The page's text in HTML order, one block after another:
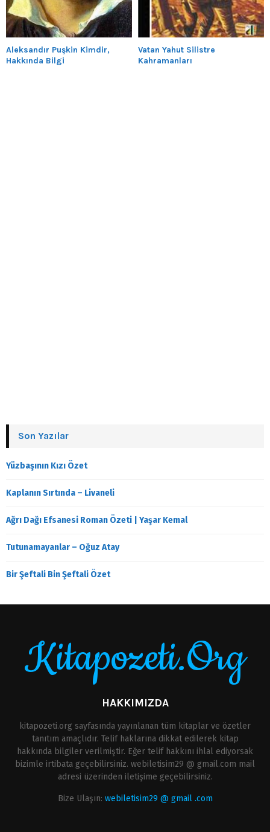
Aleksandır Puşkin Kimdir,
Hakkında Bilgi
Vatan Yahut Silistre
Kahramanları
Son Yazılar
Yüzbaşının Kızı Özet
Kaplanın Sırtında – Livaneli
Ağrı Dağı Efsanesi Roman Özeti | Yaşar Kemal
Tutunamayanlar – Oğuz Atay
Bir Şeftali Bin Şeftali Özet
Kitapozeti.Org
HAKKIMIZDA
kitapozeti.org sayfasında yayınlanan tüm kitaplar ve özetler
tanıtım amaçlıdır. Telif haklarına dikkat edilerek kitap
hakkında bilgiler verilmiştir. Eğer telif hakkını ihlal ediyorsak
bizimle irtibata geçebilirsiniz. webiletisim29 @ gmail.com mail
adresi üzerinden iletişime geçebilirsiniz.
Bize Ulaşın: webiletisim29 @ gmail .com